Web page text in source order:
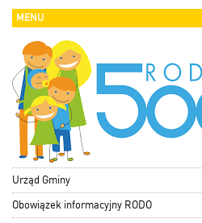
MENU
Urząd Gminy
Obowiązek informacyjny RODO